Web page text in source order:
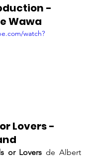
-
Wawa
watch?
Lovers -
or Lovers de Albert